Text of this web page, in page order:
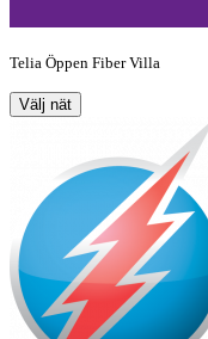
Telia Öppen Fiber Villa
Välj nät